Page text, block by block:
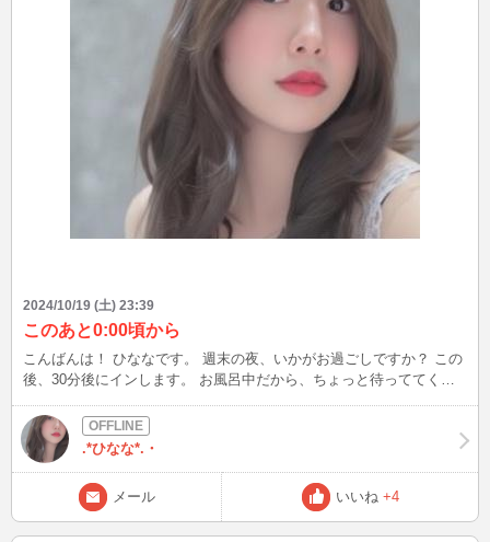
2024/10/19 (土) 23:39
このあと0:00頃から
こんばんは！ ひななです。 週末の夜、いかがお過ごしですか？ この
後、30分後にインします。 お風呂中だから、ちょっと待っててくだ
.*ひなな*.・
メール いいね +4